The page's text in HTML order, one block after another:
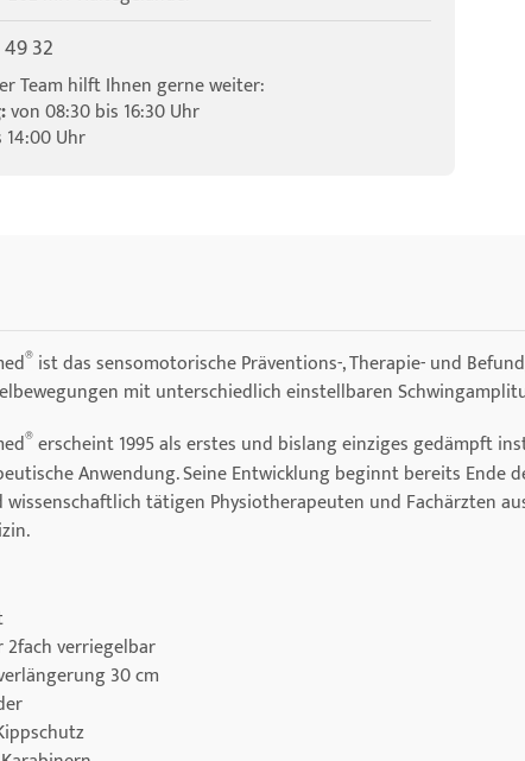
32
Team hilft Ihnen gerne weiter:
von 08:30 bis 16:30 Uhr
Uhr
® ist das sensomotorische Präventions-, Therapie- und
mit unterschiedlich einstellbaren
®erscheint 1995 als erstes und bislang einziges gedämpft
Anwendung. Seine Entwicklung beginnt bereits Ende
tätigen Physiotherapeuten und Fachärzten
2fach verriegelbar
30 cm